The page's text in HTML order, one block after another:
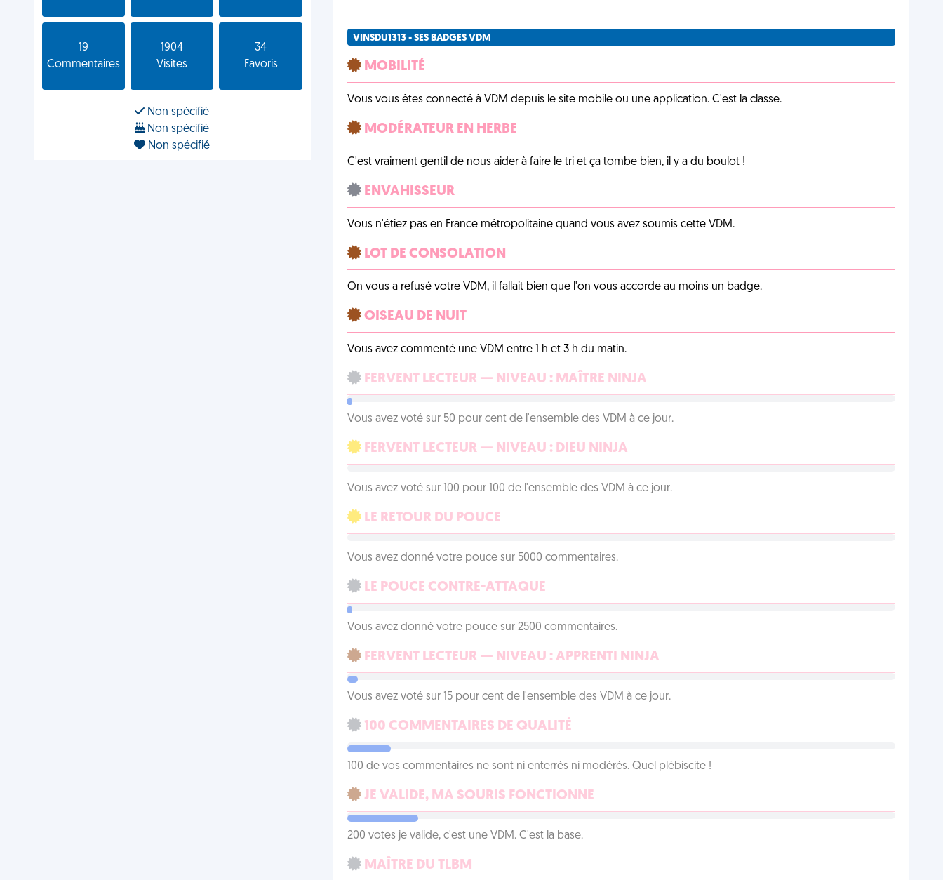
19
Commentaires
1904
Visites
34
Favoris
Non spécifié
Non spécifié
Non spécifié
VINSDU1313 - SES BADGES VDM
MOBILITÉ
Vous vous êtes connecté à VDM depuis le site mobile ou une application. C'est la classe.
MODÉRATEUR EN HERBE
C'est vraiment gentil de nous aider à faire le tri et ça tombe bien, il y a du boulot !
ENVAHISSEUR
Vous n'étiez pas en France métropolitaine quand vous avez soumis cette VDM.
LOT DE CONSOLATION
On vous a refusé votre VDM, il fallait bien que l'on vous accorde au moins un badge.
OISEAU DE NUIT
Vous avez commenté une VDM entre 1 h et 3 h du matin.
FERVENT LECTEUR — NIVEAU : MAÎTRE NINJA
Vous avez voté sur 50 pour cent de l'ensemble des VDM à ce jour.
FERVENT LECTEUR — NIVEAU : DIEU NINJA
Vous avez voté sur 100 pour 100 de l'ensemble des VDM à ce jour.
LE RETOUR DU POUCE
Vous avez donné votre pouce sur 5000 commentaires.
LE POUCE CONTRE-ATTAQUE
Vous avez donné votre pouce sur 2500 commentaires.
FERVENT LECTEUR — NIVEAU : APPRENTI NINJA
Vous avez voté sur 15 pour cent de l'ensemble des VDM à ce jour.
100 COMMENTAIRES DE QUALITÉ
100 de vos commentaires ne sont ni enterrés ni modérés. Quel plébiscite !
JE VALIDE, MA SOURIS FONCTIONNE
200 votes je valide, c'est une VDM. C'est la base.
MAÎTRE DU TLBM